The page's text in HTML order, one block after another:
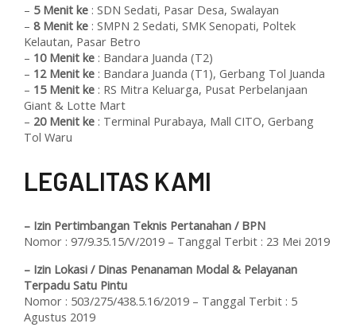
– 5 Menit ke : SDN Sedati, Pasar Desa, Swalayan
–8 Menit ke : SMPN 2 Sedati, SMK Senopati, Poltek
Kelautan, Pasar Betro
– 10 Menit ke : Bandara Juanda (T2)
– 12 Menit ke : Bandara Juanda (T1), Gerbang Tol Juanda
– 15 Menit ke : RS Mitra Keluarga, Pusat Perbelanjaan
Giant & Lotte Mart
– 20 Menit ke : Terminal Purabaya, Mall CITO, Gerbang
Tol Waru
LEGALITAS KAMI
– Izin Pertimbangan Teknis Pertanahan / BPN
Nomor : 97/9.35.15/V/2019 – Tanggal Terbit : 23 Mei 2019
– Izin Lokasi / Dinas Penanaman Modal & Pelayanan
Terpadu Satu Pintu
Nomor : 503/275/438.5.16/2019 – Tanggal Terbit : 5
Agustus 2019